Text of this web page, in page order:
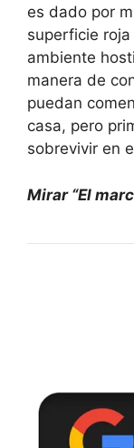
es dado por
superficie
ambiente
manera de
puedan
casa, pero
sobrevivir en
Mirar “El